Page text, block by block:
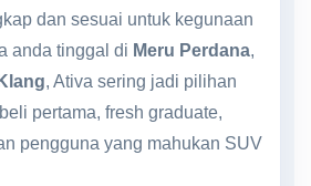
dan sesuai untuk kegunaan
anda tinggal di Meru Perdana,
Klang, Ativa sering jadi pilihan
pertama, fresh graduate,
pengguna yang mahukan SUV